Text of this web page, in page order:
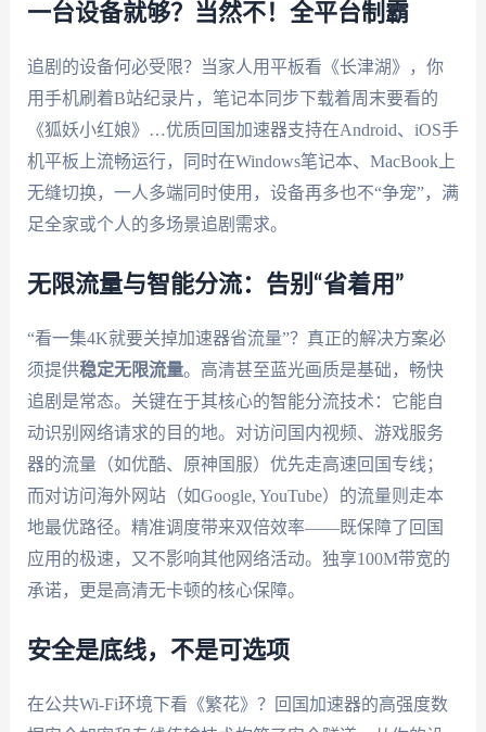
一台设备就够？当然不！全平台制霸
追剧的设备何必受限？当家人用平板看《长津湖》，你
用手机刷着B站纪录片，笔记本同步下载着周末要看的
《狐妖小红娘》…优质回国加速器支持在Android、iOS手
机平板上流畅运行，同时在Windows笔记本、MacBook上
无缝切换，一人多端同时使用，设备再多也不“争宠”，满
足全家或个人的多场景追剧需求。
无限流量与智能分流：告别“省着用”
“看一集4K就要关掉加速器省流量”？真正的解决方案必
须提供稳定无限流量。高清甚至蓝光画质是基础，畅快
追剧是常态。关键在于其核心的智能分流技术：它能自
动识别网络请求的目的地。对访问国内视频、游戏服务
器的流量（如优酷、原神国服）优先走高速回国专线；
而对访问海外网站（如Google, YouTube）的流量则走本
地最优路径。精准调度带来双倍效率——既保障了回国
应用的极速，又不影响其他网络活动。独享100M带宽的
承诺，更是高清无卡顿的核心保障。
安全是底线，不是可选项
在公共Wi-Fi环境下看《繁花》？回国加速器的高强度数